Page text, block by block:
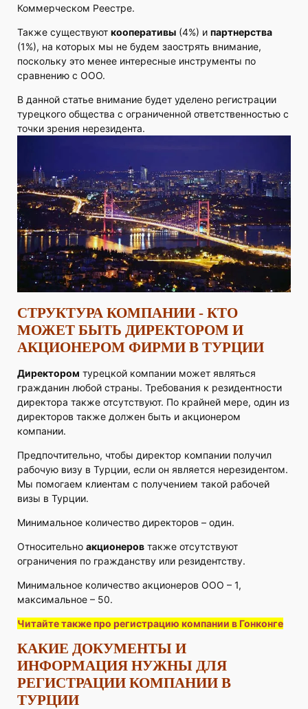
Коммерческом Реестре.
Также существуют кооперативы (4%) и партнерства
(1%), на которых мы не будем заострять внимание,
поскольку это менее интересные инструменты по
сравнению с ООО.
В данной статье внимание будет уделено регистрации
турецкого общества с ограниченной ответственностью с
точки зрения нерезидента.
СТРУКТУРА КОМПАНИИ - КТО
МОЖЕТ БЫТЬ ДИРЕКТОРОМ И
АКЦИОНЕРОМ ФИРМИ В ТУРЦИИ
Директором турецкой компании может являться
гражданин любой страны. Требования к резидентности
директора также отсутствуют. По крайней мере, один из
директоров также должен быть и акционером
компании.
Предпочтительно, чтобы директор компании получил
рабочую визу в Турции, если он является нерезидентом.
Мы помогаем клиентам с получением такой рабочей
визы в Турции.
Минимальное количество директоров – один.
Относительно акционеров также отсутствуют
ограничения по гражданству или резидентству.
Минимальное количество акционеров ООО – 1,
максимальное – 50.
Читайте также про регистрацию компании в Гонконге
КАКИЕ ДОКУМЕНТЫ И
ИНФОРМАЦИЯ НУЖНЫ ДЛЯ
РЕГИСТРАЦИИ КОМПАНИИ В
ТУРЦИИ